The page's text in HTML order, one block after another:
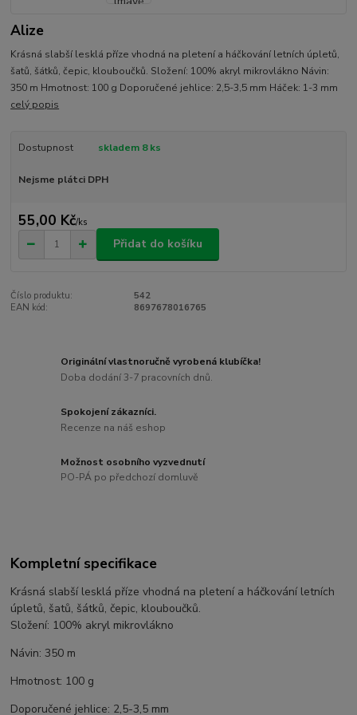
Alize
Krásná slabší lesklá příze vhodná na pletení a háčkování letních úpletů,
šatů, šátků, čepic, klouboučků. Složení: 100% akryl mikrovlákno Návin:
350 m Hmotnost: 100 g Doporučené jehlice: 2,5-3,5 mm Háček: 1-3 mm
celý popis
Dostupnost skladem 8 ks
Nejsme plátci DPH
55,00 Kč/ks
Přidat do košíku
Číslo produktu:
542
EAN kód:
8697678016765
Originální vlastnoručně vyrobená klubíčka!
Doba dodání 3-7 pracovních dnů.
Spokojení zákazníci.
Recenze na náš eshop
Možnost osobního vyzvednutí
PO-PÁ po předchozí domluvě
Kompletní specifikace
Krásná slabší lesklá příze vhodná na pletení a háčkování letních
úpletů, šatů, šátků, čepic, klouboučků.
Složení: 100% akryl mikrovlákno
Návin: 350 m
Hmotnost: 100 g
Doporučené jehlice: 2,5-3,5 mm